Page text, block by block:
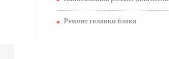
Ремонт головки блока